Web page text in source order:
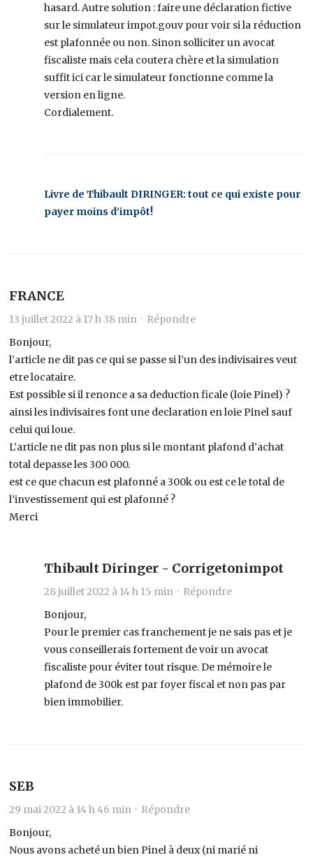
hasard. Autre solution : faire une déclaration fictive
sur le simulateur impot.gouv pour voir si la réduction
est plafonnée ou non. Sinon solliciter un avocat
fiscaliste mais cela coutera chère et la simulation
suffit ici car le simulateur fonctionne comme la
version en ligne.
Cordialement.
Livre de Thibault DIRINGER: tout ce qui existe pour
payer moins d’impôt!
FRANCE
13 juillet 2022 à 17 h 38 min · Répondre
Bonjour,
l’article ne dit pas ce qui se passe si l’un des indivisaires veut
etre locataire.
Est possible si il renonce a sa deduction ficale (loie Pinel) ?
ainsi les indivisaires font une declaration en loie Pinel sauf
celui qui loue.
L’article ne dit pas non plus si le montant plafond d’achat
total depasse les 300 000.
est ce que chacun est plafonné a 300k ou est ce le total de
l’investissement qui est plafonné ?
Merci
Thibault Diringer - Corrigetonimpot
28 juillet 2022 à 14 h 15 min · Répondre
Bonjour,
Pour le premier cas franchement je ne sais pas et je
vous conseillerais fortement de voir un avocat
fiscaliste pour éviter tout risque. De mémoire le
plafond de 300k est par foyer fiscal et non pas par
bien immobilier.
SEB
29 mai 2022 à 14 h 46 min · Répondre
Bonjour,
Nous avons acheté un bien Pinel à deux (ni marié ni